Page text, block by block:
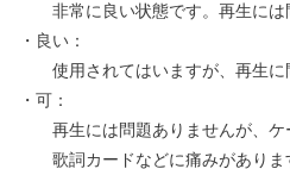
非常に良い状態です。再生には
・良い：
使用されてはいますが、再生に
・可：
再生には問題ありませんが、ケ
歌詞カードなどに痛みがありま